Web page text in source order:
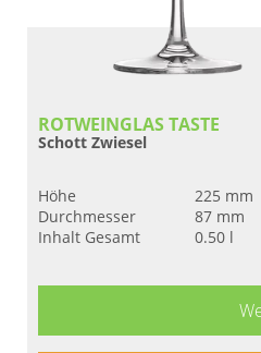
ROTWEINGLAS TASTE
Schott Zwiesel
Höhe
225 mm
Durchmesser
87 mm
Inhalt Gesamt
0.50 l